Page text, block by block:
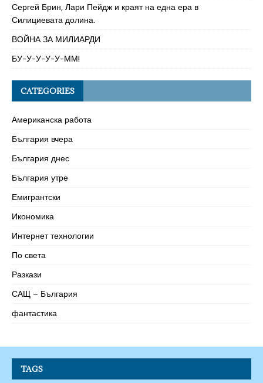
Сергей Брин, Лари Пейдж и краят на една ера в
Силициевата долина.
ВОЙНА ЗА МИЛИАРДИ
БУ-У-У-У-У-ММ!
CATEGORIES
Американска работа
България вчера
България днес
България утре
Емигрантски
Икономика
Интернет технологии
По света
Разкази
САЩ – България
фантастика
TAGS